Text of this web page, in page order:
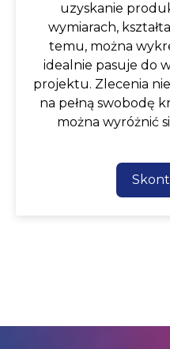
uzyskanie
wymiarach,
temu, można
idealnie pasuje do
projektu. Zlecenia
na pełną swobodę
można wyróżnić